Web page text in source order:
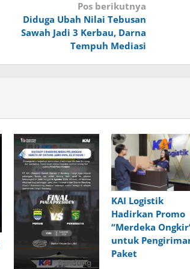
Pos berikutnya
Diduga Ubah Nilai Tebusan
Sawah Jadi 3 Kerbau, Darna
Tempuh Mediasi
KAI Logistik
Hadirkan Promo
“Merdeka
untuk
Paket